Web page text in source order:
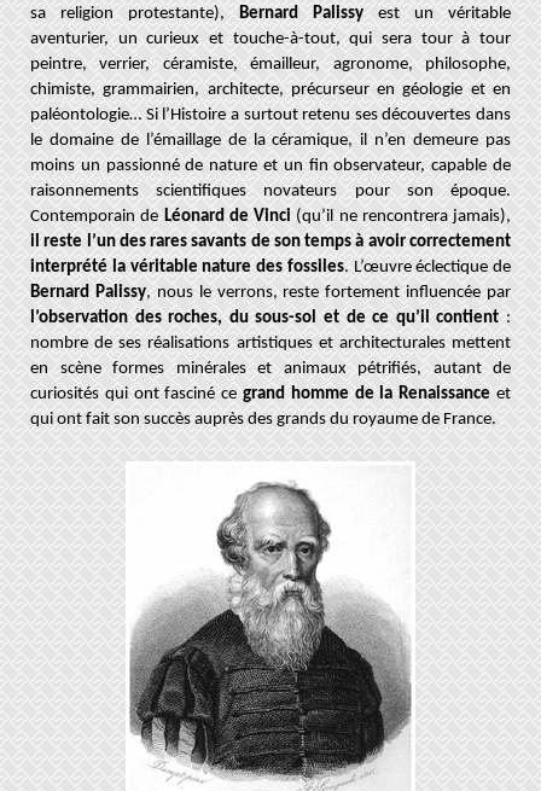
sa religion protestante),Bernard Palissyest un véritable
aventurier, un curieux et touche-à-tout, qui sera tour à tour
peintre, verrier, céramiste, émailleur, agronome, philosophe,
chimiste, grammairien, architecte, précurseur en géologie et en
paléontologie… Si l’Histoire a surtout retenu ses découvertes dans
le domaine de l’émaillage de la céramique, il n’en demeure pas
moins un passionné de nature et un fin observateur, capable de
raisonnements scientifiques novateurs pour son époque.
Contemporain deLéonard de Vinci(qu’il ne rencontrera jamais),
il reste l’un des rares savants de son temps à avoir correctement
interprété la véritable nature des fossiles. L’œuvre éclectique de
Bernard Palissy, nous le verrons, reste fortement influencée par
l’observation des roches, du sous-sol et de ce qu’il contient:
nombre de ses réalisations artistiques et architecturales mettent
en scène formes minérales et animaux pétrifiés, autant de
curiosités qui ont fasciné cegrand homme de la Renaissanceet
qui ont fait son succès auprès des grands du royaume de France.